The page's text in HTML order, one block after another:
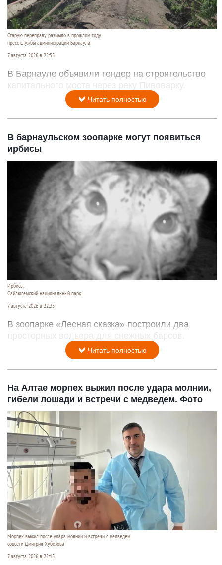
Старую переправу размыло в прошлом году
пресс-службы администрации Барнаула
7 августа 2026 в 22:55
В Барнауле объявили тендер на строительство
капитального моста через реку Пивоварку.
Читать полностью
В барнаульском зоопарке могут появиться
ирбисы
Ирбисы.
Сайлюгемский национальный парк
7 августа 2026 в 22:35
В зоопарке «Лесная сказка» построили два
просторных вольера для снежных барсов.
Читать полностью
На Алтае морпех выжил после удара молнии,
гибели лошади и встречи с медведем. Фото
Морпех выжил после удара молнии и встречи с медведем
соцсети Дмитрия Хубезова
7 августа 2026 в 22:15